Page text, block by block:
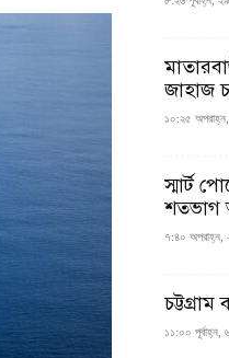
জাহাজ
১০:২৫
স্মার্ট
শতভাগ
৭:৪০ অপরাহ্ন,
১১:০০ পূর্বাহ্ন,